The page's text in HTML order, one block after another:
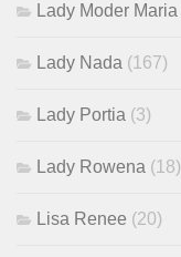
Lady Moder Maria
Lady Nada (167)
Lady Portia (3)
Lady Rowena (18)
Lisa Renee (20)